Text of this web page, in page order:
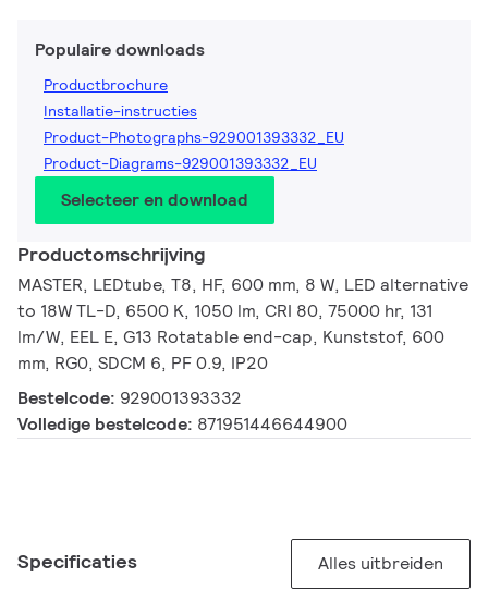
Populaire downloads
Productbrochure
Installatie-instructies
Product-Photographs-929001393332_EU
Product-Diagrams-929001393332_EU
Selecteer en download
Productomschrijving
MASTER, LEDtube, T8, HF, 600 mm, 8 W, LED alternative
to 18W TL-D, 6500 K, 1050 lm, CRI 80, 75000 hr, 131
lm/W, EEL E, G13 Rotatable end-cap, Kunststof, 600
mm, RG0, SDCM 6, PF 0.9, IP20
Bestelcode: 929001393332
Volledige bestelcode: 871951446644900
Specificaties Alles uitbreiden